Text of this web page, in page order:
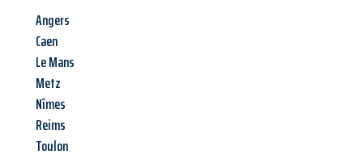
Angers
Caen
Le Mans
Metz
Nîmes
Reims
Toulon